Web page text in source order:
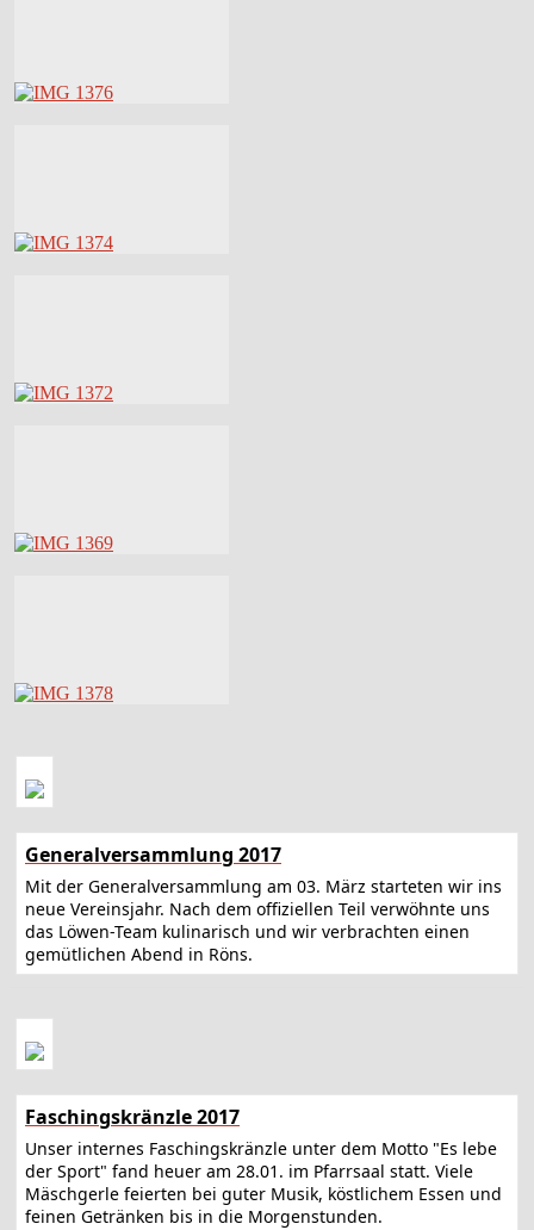
Generalversammlung 2017
Mit der Generalversammlung am 03. März starteten wir ins
neue Vereinsjahr. Nach dem offiziellen Teil verwöhnte uns
das Löwen-Team kulinarisch und wir verbrachten einen
gemütlichen Abend in Röns.
Faschingskränzle 2017
Unser internes Faschingskränzle unter dem Motto "Es lebe
der Sport" fand heuer am 28.01. im Pfarrsaal statt. Viele
Mäschgerle feierten bei guter Musik, köstlichem Essen und
feinen Getränken bis in die Morgenstunden.